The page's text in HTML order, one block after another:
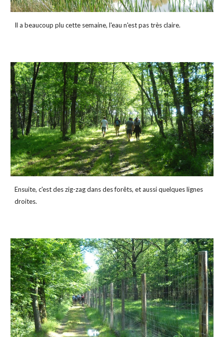
Il a beaucoup plu cette semaine, l'eau n'est pas très claire.
Ensuite, c'est des zig-zag dans des forêts, et aussi quelques lignes
droites.